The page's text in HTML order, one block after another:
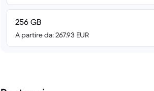
256 GB
A partire da: 267.93 EUR